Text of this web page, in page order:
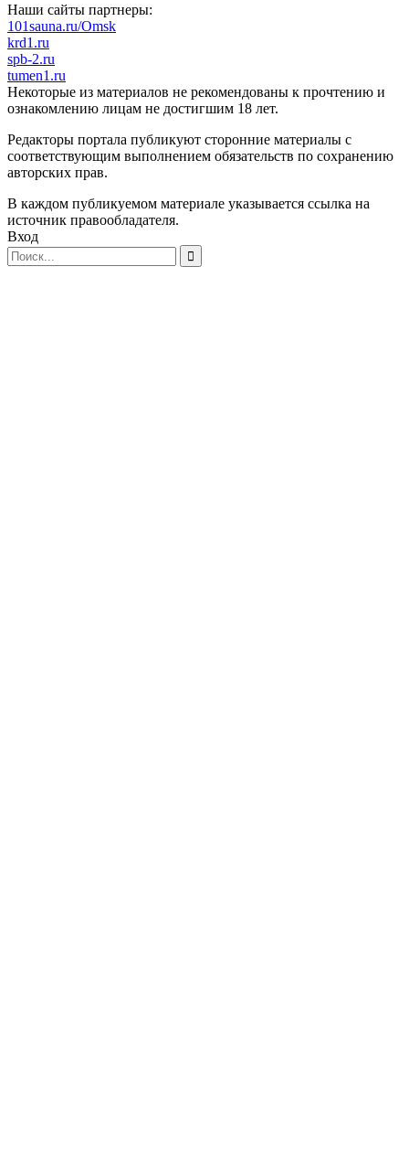
Наши сайты партнеры:
101sauna.ru/Omsk
krd1.ru
spb-2.ru
tumen1.ru
Некоторые из материалов не рекомендованы к прочтению и
ознакомлению лицам не достигшим 18 лет.
Редакторы портала публикуют сторонние материалы с
соответствующим выполнением обязательств по сохранению
авторских прав.
В каждом публикуемом материале указывается ссылка на
источник правообладателя.
Вход